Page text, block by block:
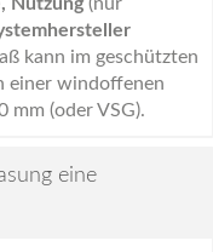
kann im geschützten
einer windoffenen
mm (oder VSG).
eine